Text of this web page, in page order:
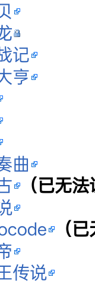
记
亨
曲
（已无法
（已
传说